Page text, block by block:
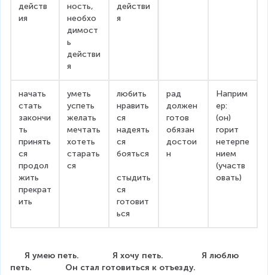
действ
ия
ность,
необхо
димост
ь
действи
я
действи
я
начать
стать
закончи
ть
принять
ся
продол
жить
прекрат
ить
уметь
успеть
желать
мечтать
хотеть
старать
ся
любить
нравить
ся
надеять
ся
бояться
стыдить
ся
готовит
ься
рад
должен
готов
обязан
достои
н
Наприм
ер:
(он)
горит
нетерпе
нием
(участв
овать)
Я умею петь.              Я хочу петь.                Я люблю
петь.              Он стал готовиться к отъезду.